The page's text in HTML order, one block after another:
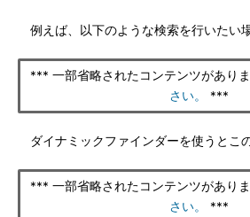
例えば、以下のような検索を行いたい場
*** 一部省略されたコンテンツがありま
さい。
***
ダイナミックファインダーを使うとこ
*** 一部省略されたコンテンツがありま
さい。
***